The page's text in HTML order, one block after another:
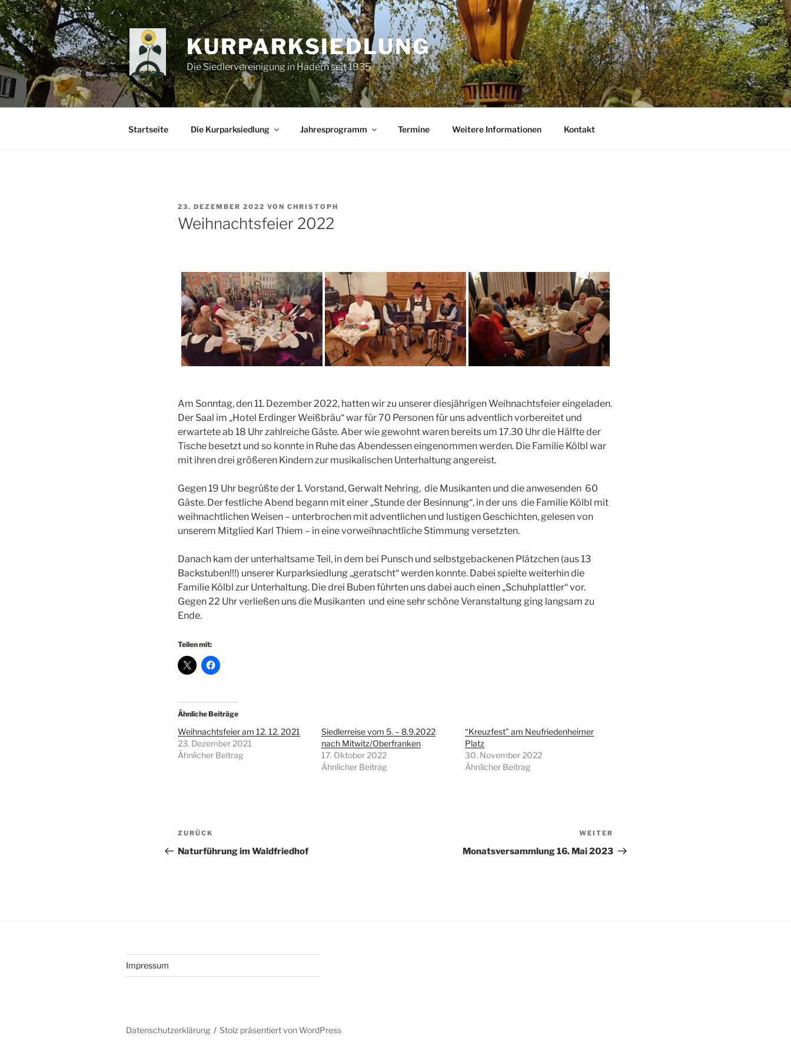
Zum
Inhalt
springen
KURPARKSIEDLUNG
Die Siedlervereinigung in Hadern seit 1935
Startseite Die Kurparksiedlung Jahresprogramm Termine Weitere Informationen Kontakt
VERÖFFENTLICHT
AM
23. DEZEMBER 2022 VON CHRISTOPH
Weihnachtsfeier 2022
Am Sonntag, den 11. Dezember 2022, hatten wir zu unserer diesjährigen Weihnachtsfeier eingeladen.
Der Saal im „Hotel Erdinger Weißbräu“ war für 70 Personen für uns adventlich vorbereitet und
erwartete ab 18 Uhr zahlreiche Gäste. Aber wie gewohnt waren bereits um 17.30 Uhr die Hälfte der
Tische besetzt und so konnte in Ruhe das Abendessen eingenommen werden. Die Familie Kölbl war
mit ihren drei größeren Kindern zur musikalischen Unterhaltung angereist.
Gegen 19 Uhr begrüßte der 1. Vorstand, Gerwalt Nehring, die Musikanten und die anwesenden 60
Gäste. Der festliche Abend begann mit einer „Stunde der Besinnung“, in der uns die Familie Kölbl mit
weihnachtlichen Weisen – unterbrochen mit adventlichen und lustigen Geschichten, gelesen von
unserem Mitglied Karl Thiem – in eine vorweihnachtliche Stimmung versetzten.
Danach kam der unterhaltsame Teil, in dem bei Punsch und selbstgebackenen Plätzchen (aus 13
Backstuben!!!) unserer Kurparksiedlung „geratscht“ werden konnte. Dabei spielte weiterhin die
Familie Kölbl zur Unterhaltung. Die drei Buben führten uns dabei auch einen „Schuhplattler“ vor.
Gegen 22 Uhr verließen uns die Musikanten und eine sehr schöne Veranstaltung ging langsam zu
Ende.
Teilen mit:
Ähnliche Beiträge
Weihnachtsfeier am 12. 12. 2021
23. Dezember 2021
Ähnlicher Beitrag
Siedlerreise vom 5. – 8.9.2022
nach Mitwitz/Oberfranken
17. Oktober 2022
Ähnlicher Beitrag
“Kreuzfest” am Neufriedenheimer
Platz
30. November 2022
Ähnlicher Beitrag
Beitragsnavigation
Vorheriger
Beitrag
ZURÜCK
Naturführung im Waldfriedhof
Beitrag
WEITER
Monatsversammlung 16. Mai 2023
Impressum
Datenschutzerklärung Stolz präsentiert von WordPress